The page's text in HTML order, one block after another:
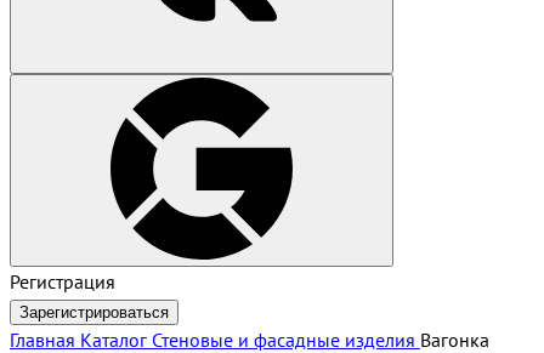
Регистрация
Зарегистрироваться
Главная Каталог Стеновые и фасадные изделия Вагонка